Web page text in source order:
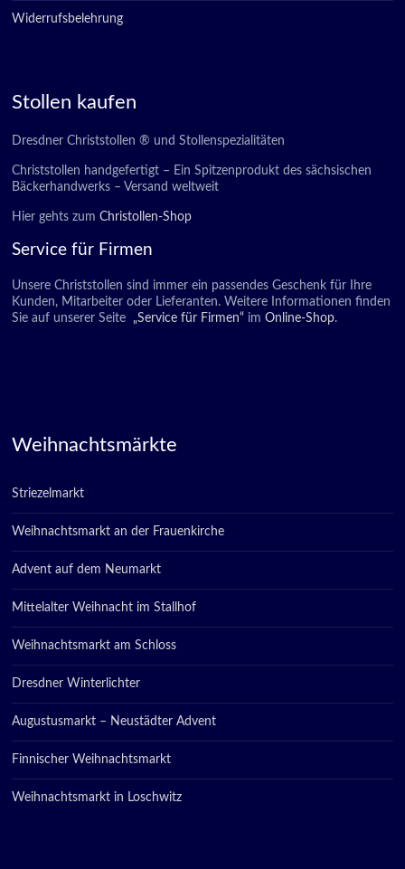
Widerrufsbelehrung
Stollen kaufen
Dresdner Christstollen ® und Stollenspezialitäten
Christstollen handgefertigt – Ein Spitzenprodukt des sächsischen
Bäckerhandwerks – Versand weltweit
Hier gehts zumChristollen-Shop
Service für Firmen
Unsere Christstollen sind immer ein passendes Geschenk für Ihre
Kunden, Mitarbeiter oder Lieferanten. Weitere Informationen finden
Sie auf unserer Seite
„Service für Firmen“ im Online-Shop.
Weihnachtsmärkte
Striezelmarkt
Weihnachtsmarkt an der Frauenkirche
Advent auf dem Neumarkt
Mittelalter Weihnacht im Stallhof
Weihnachtsmarkt am Schloss
Dresdner Winterlichter
Augustusmarkt – Neustädter Advent
Finnischer Weihnachtsmarkt
Weihnachtsmarkt in Loschwitz